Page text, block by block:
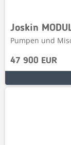
Joskin
Pumpen und
47 900 EUR